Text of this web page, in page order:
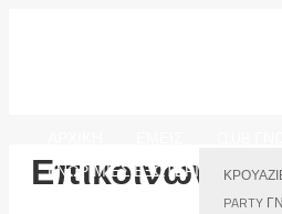
PARTY
ΓΝΩΡΙΜΙΕΣ ΕΞΩΤΕΡΙΚΟΥ
Επικοινωνια